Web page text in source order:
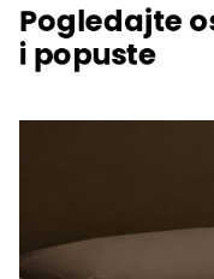
Pogledajte
i popuste